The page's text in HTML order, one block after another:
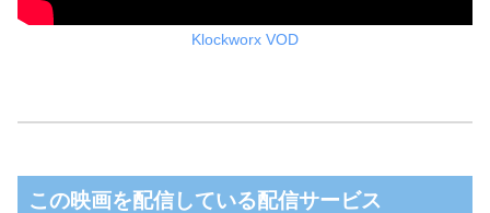
Klockworx VOD
この映画を配信している配信サービス